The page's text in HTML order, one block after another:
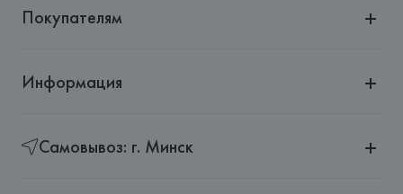
Покупателям
Информация
Самовывоз: г. Минск